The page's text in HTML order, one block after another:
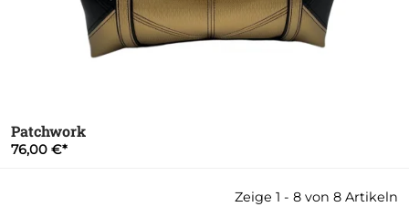
Patchwork
76,00 €
Zeige 1 - 8 von 8 Artikeln